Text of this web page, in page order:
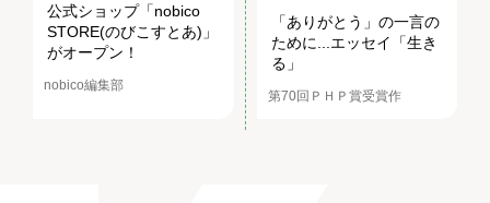
公式ショップ「nobico
STORE(のびこすとあ)」
がオープン！
nobico編集部
「ありがとう」の一言の
ために...エッセイ「生き
る」
第70回ＰＨＰ賞受賞作